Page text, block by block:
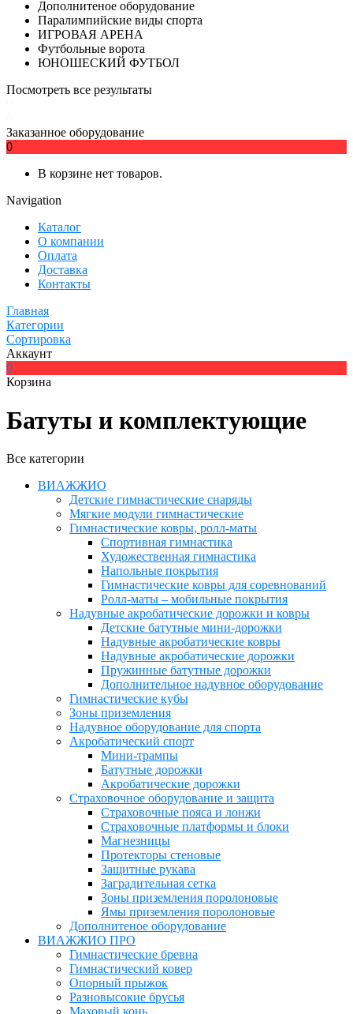
Дополнитеное оборудование
Паралимпийские виды спорта
ИГРОВАЯ АРЕНА
Футбольные ворота
ЮНОШЕСКИЙ ФУТБОЛ
Посмотреть все результаты
Заказанное оборудование
0
В корзине нет товаров.
Navigation
Каталог
О компании
Оплата
Доставка
Контакты
Главная
Категории
Сортировка
Аккаунт
0
Корзина
Батуты и комплектующие
Все категории
ВИАЖЖИО
Детские гимнастические снаряды
Мягкие модули гимнастические
Гимнастические ковры, ролл-маты
Спортивная гимнастика
Художественная гимнастика
Напольные покрытия
Гимнастические ковры для соревнований
Ролл-маты – мобильные покрытия
Надувные акробатические дорожки и ковры
Детские батутные мини-дорожки
Надувные акробатические ковры
Надувные акробатические дорожки
Пружинные батутные дорожки
Дополнительное надувное оборудование
Гимнастические кубы
Зоны приземления
Надувное оборудование для спорта
Акробатический спорт
Мини-трампы
Батутные дорожки
Акробатические дорожки
Страховочное оборудование и защита
Страховочные пояса и лонжи
Страховочные платформы и блоки
Магнезницы
Протекторы стеновые
Защитные рукава
Заградительная сетка
Зоны приземления поролоновые
Ямы приземления поролоновые
Дополнитеное оборудование
ВИАЖЖИО ПРО
Гимнастические бревна
Гимнастический ковер
Опорный прыжок
Разновысокие брусья